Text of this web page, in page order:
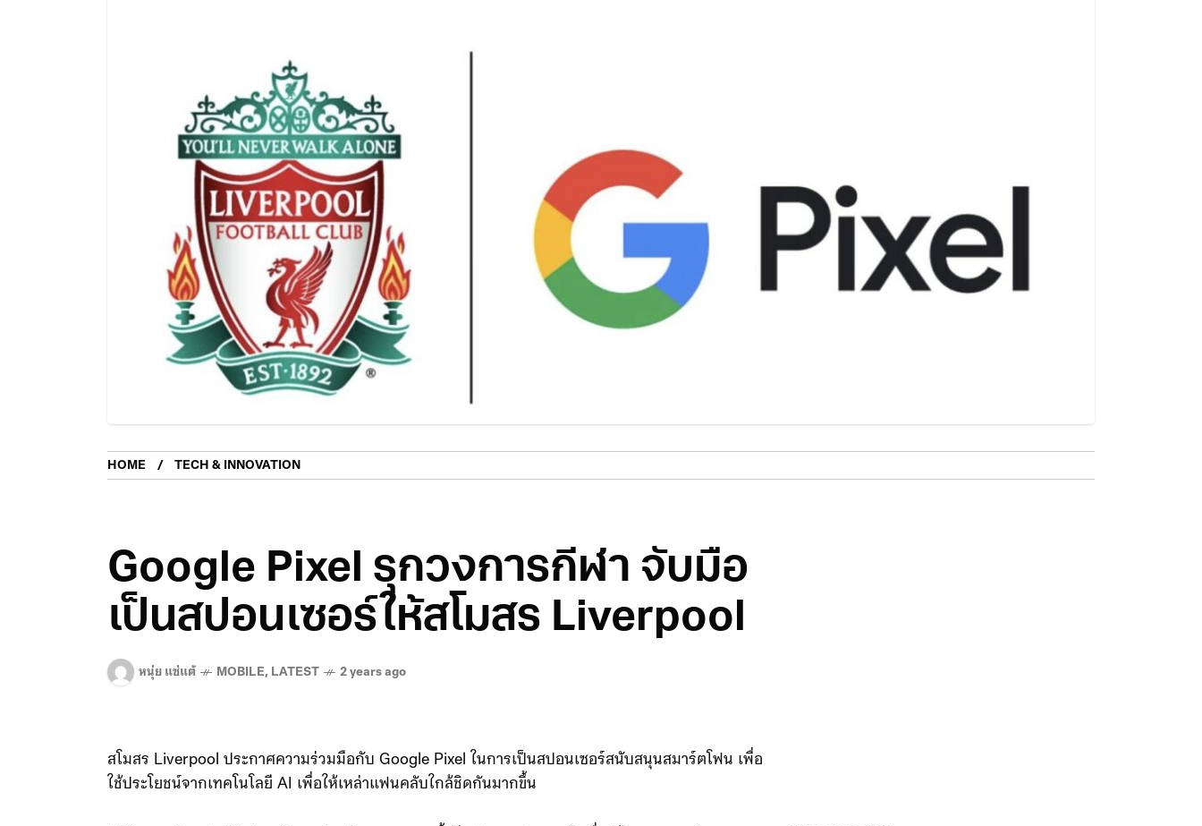
HOME TECH & INNOVATION
Google Pixel รุกวงการกีฬา จับมือ
เป็นสปอนเซอร์ให้สโมสร Liverpool
หนุ่ย แซ่แต้ MOBILE, LATEST 2 years ago
สโมสร Liverpool ประกาศความร่วมมือกับ Google Pixel ในการเป็นสปอนเซอร์สนับสนุนสมาร์ตโฟน เพื่อ
ใช้ประโยชน์จากเทคโนโลยี AI เพื่อให้เหล่าแฟนคลับใกล้ชิดกันมากขึ้น